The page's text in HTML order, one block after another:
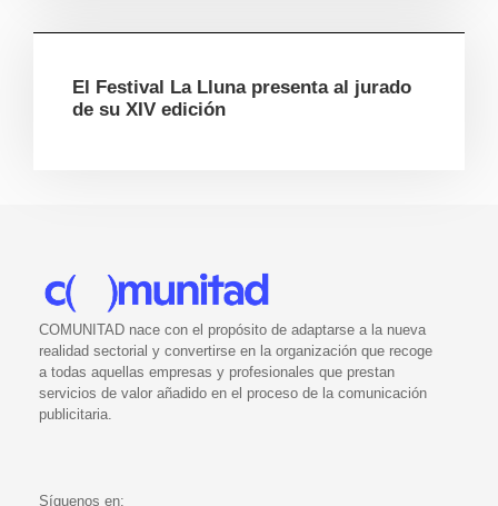
El Festival La Lluna presenta al jurado
de su XIV edición
COMUNITAD nace con el propósito de adaptarse a la nueva
realidad sectorial y convertirse en la organización que recoge
a todas aquellas empresas y profesionales que prestan
servicios de valor añadido en el proceso de la comunicación
publicitaria.
Síguenos en: